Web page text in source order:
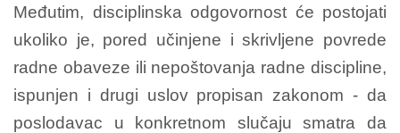
Međutim, disciplinska odgovornost će postojati
ukoliko je, pored učinjene i skrivljene povrede
radne obaveze ili nepoštovanja radne discipline,
ispunjen i drugi uslov propisan zakonom - da
poslodavac u konkretnom slučaju smatra da